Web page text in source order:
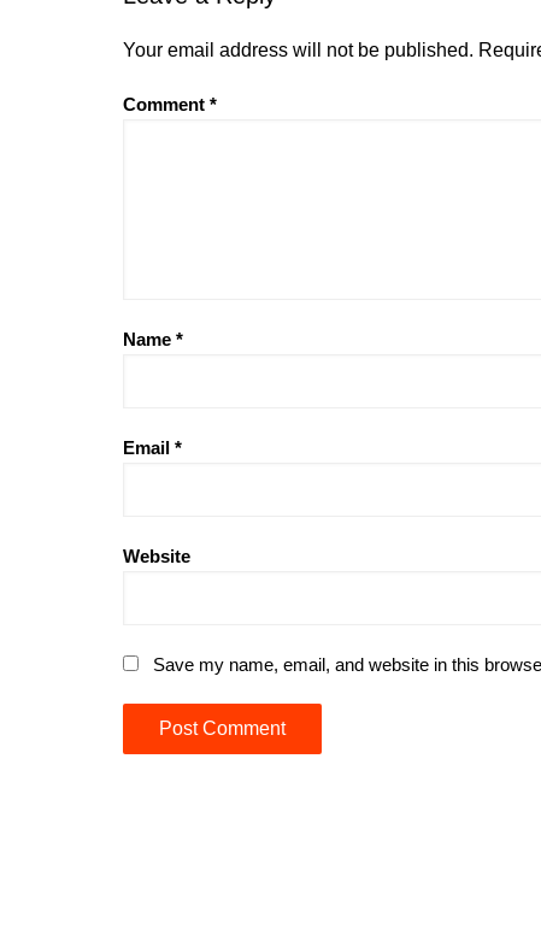
Your email address will not be published.
Comment *
Name *
Email *
Website
Save my name, email, and website in this